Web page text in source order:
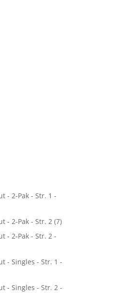
- 2-Pak - Str. 1 -
- 2-Pak - Str. 2 (7)
- 2-Pak - Str. 2 -
- Singles - Str. 1 -
- Singles - Str. 2 -